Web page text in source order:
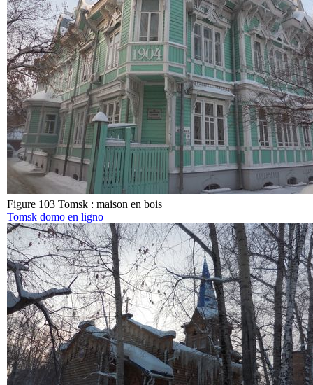
Figure 103 Tomsk : maison en bois
Tomsk domo en ligno